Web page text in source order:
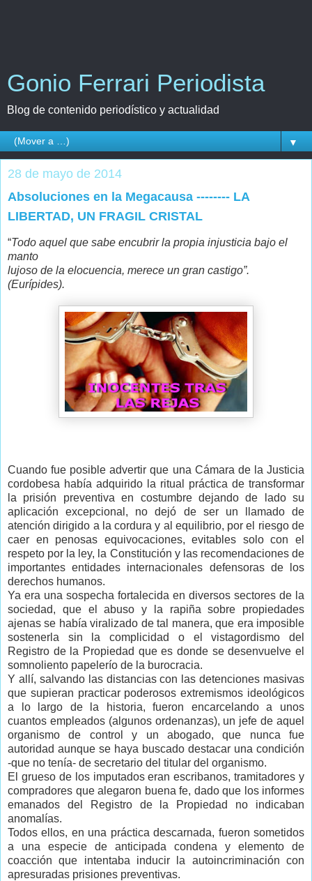
Gonio Ferrari Periodista
Blog de contenido periodístico y actualidad
▼
28 de mayo de 2014
Absoluciones en la Megacausa -------- LA
LIBERTAD, UN FRAGIL CRISTAL
“Todo aquel que sabe encubrir la propia injusticia bajo el
manto
lujoso de la elocuencia, merece un gran castigo”.
(Eurípides).
Cuando fue posible advertir que una Cámara de la Justicia
cordobesa había adquirido la ritual práctica de transformar
la prisión preventiva en costumbre dejando de lado su
aplicación excepcional, no dejó de ser un llamado de
atención dirigido a la cordura y al equilibrio, por el riesgo de
caer en penosas equivocaciones, evitables solo con el
respeto por la ley, la Constitución y las recomendaciones de
importantes entidades internacionales defensoras de los
derechos humanos.
Ya era una sospecha fortalecida en diversos sectores de la
sociedad, que el abuso y la rapiña sobre propiedades
ajenas se había viralizado de tal manera, que era imposible
sostenerla sin la complicidad o el vistagordismo del
Registro de la Propiedad que es donde se desenvuelve el
somnoliento papelerío de la burocracia.
Y allí, salvando las distancias con las detenciones masivas
que supieran practicar poderosos extremismos ideológicos
a lo largo de la historia, fueron encarcelando a unos
cuantos empleados (algunos ordenanzas), un jefe de aquel
organismo de control y un abogado, que nunca fue
autoridad aunque se haya buscado destacar una condición
-que no tenía- de secretario del titular del organismo.
El grueso de los imputados eran escribanos, tramitadores y
compradores que alegaron buena fe, dado que los informes
emanados del Registro de la Propiedad no indicaban
anomalías.
Todos ellos, en una práctica descarnada, fueron sometidos
a una especie de anticipada condena y elemento de
coacción que intentaba inducir la autoincriminación con
apresuradas prisiones preventivas.